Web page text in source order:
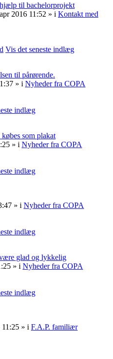
til bachelorprojekt
2016 11:52 » i Kontakt med
Vis det seneste indlæg
til pårørende.
» i Nyheder fra COPA
indlæg
som plakat
» i Nyheder fra COPA
indlæg
» i Nyheder fra COPA
indlæg
glad og lykkelig
» i Nyheder fra COPA
indlæg
» i F.A.P. familiær